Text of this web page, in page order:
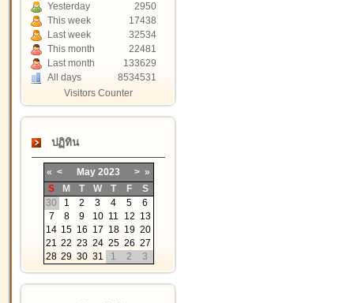
Yesterday
2950
This week
17438
Last week
32534
This month
22481
Last month
133629
All days
8534531
Visitors Counter
ปฏิทิน
« < May 2023 > »
S
M T W T F
S
30
1 2 3 4 5
6
7
8 9 10 11 12 13
14 15 16 17 18 19 20
21 22 23 24 25 26 27
28 29 30 31 1 2 3